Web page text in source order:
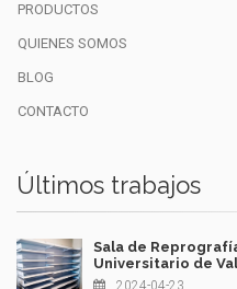
PRODUCTOS
QUIENES SOMOS
BLOG
CONTACTO
Últimos trabajos
Sala de
Universitario de
2024-04-23